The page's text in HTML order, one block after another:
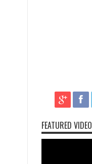
FEATURED VIDEO